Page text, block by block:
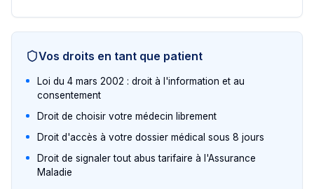
Vos droits en tant que patient
Loi du 4 mars 2002 : droit à l'information et au
consentement
Droit de choisir votre médecin librement
Droit d'accès à votre dossier médical sous 8 jours
Droit de signaler tout abus tarifaire à l'Assurance
Maladie